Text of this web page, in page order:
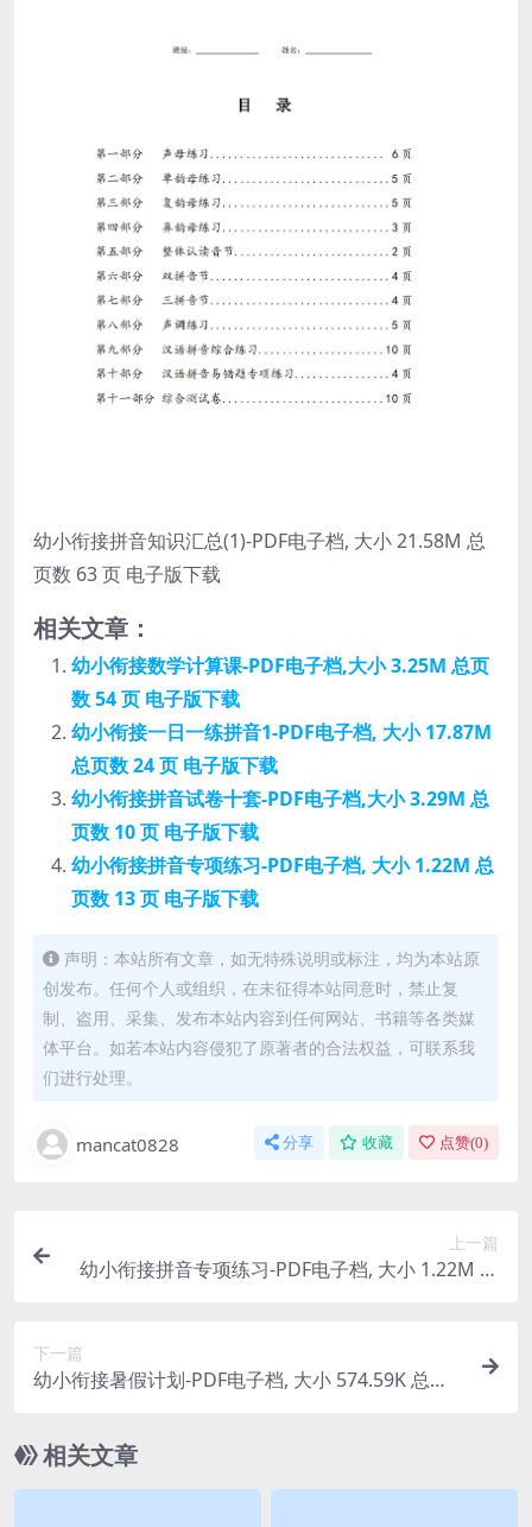
幼小衔接拼音知识汇总(1)-PDF电子档, 大小 21.58M 总
页数 63 页 电子版下载
相关文章：
幼小衔接数学计算课-PDF电子档,大小 3.25M 总页
数 54 页 电子版下载
幼小衔接一日一练拼音1-PDF电子档, 大小 17.87M
总页数 24 页 电子版下载
幼小衔接拼音试卷十套-PDF电子档,大小 3.29M 总
页数 10 页 电子版下载
幼小衔接拼音专项练习-PDF电子档, 大小 1.22M 总
页数 13 页 电子版下载
声明：本站所有文章，如无特殊说明或标注，均为本站原
创发布。任何个人或组织，在未征得本站同意时，禁止复
制、盗用、采集、发布本站内容到任何网站、书籍等各类媒
体平台。如若本站内容侵犯了原著者的合法权益，可联系我
们进行处理。
mancat0828 分享 收藏 点赞(0)
上一篇
幼小衔接拼音专项练习-PDF电子档, 大小 1.22M 总
下一篇
幼小衔接暑假计划-PDF电子档, 大小 574.59K 总页
相关文章